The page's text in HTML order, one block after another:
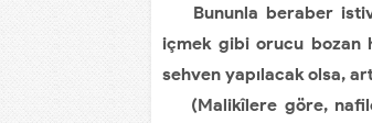
Bununla beraber
içmek gibi orucu bozan
sehven yapılacak olsa,
(Malikîlere göre,